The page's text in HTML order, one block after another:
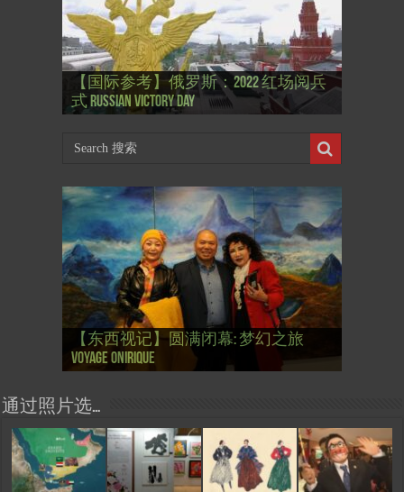
【国际参考】俄罗斯：2022 红场阅兵
式 Russian Victory Day
【国际参考】”戏剧性“服装设计师
Thierry Mugler 蒂埃里.穆勒 去世, 享年 73
岁
【国际参考】海湖庄园: Xi & Trump 内幕
Mar-a-Lago leak
【东西视记】1937年的毕加索, 海明威,
肯尼迪 1937 – La fin de l’innocence (2/2)
【东西视记】1937年的毕加索, 海明威,
肯尼迪 1937 – La fin de l’innocence (1/2)
【东西视记】1961年4月12日 尤里·加加
林 成为第一“太空人”
【东西视记】圆满闭幕: 梦幻之旅
Voyage onirique
【东西视记】开幕：唐恽鉎 Michel
Tong, 梦幻之旅 Voyage onirique
【东西视记】展讯：唐恽鉎 Michel
Tong, 梦幻之旅 Voyage onirique
【跨年晚会】祝各位 佳年快乐 Bonne
année 2023, Le feu d’artifice de Paris
【一画一故事】唐恽鉎 Michel Tong One
Painting One Story
【一画一故事】林象元 Lin XiangYuan One
Painting One Story
【国际参考】芭蕾舞: 天鹅湖 乌克兰
大剧院版 Le lac des cygnes – Opéra national
d’Ukraine
【国际参考】巴黎政府举行“新年晚
会” Soirée musicale à la mairie du 13e le 8
Février
【国际参考】巴黎“艺术之都”展将于2
月12日揭幕 Art Capital s’ouvre le 12 Février
【东西视记】法国电影: “中国人占领
巴黎”，一种法国幽默与“预言” Les
chinois à Paris de J.Yanne
【东西视记】时装秀：巴黎时装界
的“顽童”与“不屈者” John Galliano le
surdoué de la mode
【东西视记】法国“复兴会”式【艺术
桥展】 Expo. que “RENAISSANCE” aurait pu
organiser
通过照片选…